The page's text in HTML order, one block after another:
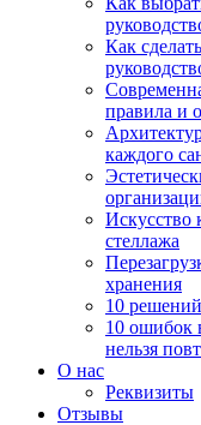
Как
правила и
каждого
Искусство
стеллажа
хранения
10
10 ошибок
нельзя
О нас
Реквизиты
Отзывы